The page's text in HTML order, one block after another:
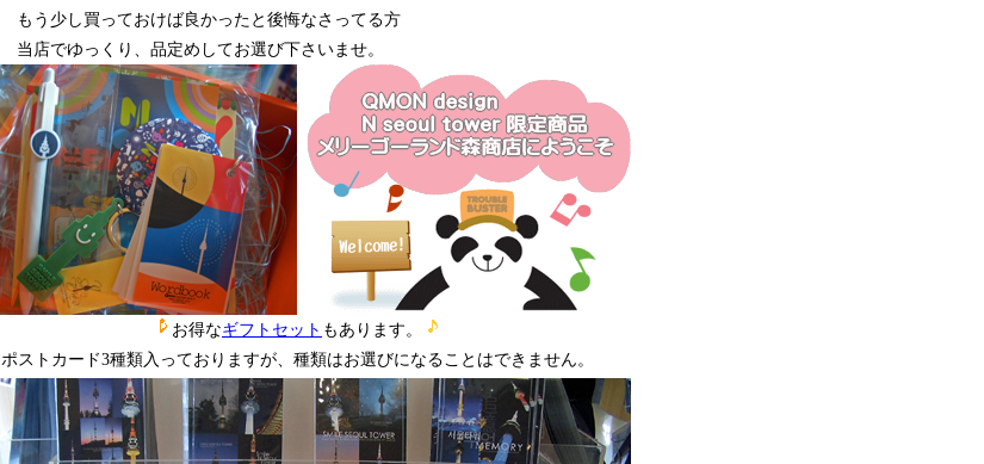
もう少し買っておけば良かったと後悔なさってる方
当店でゆっくり、品定めしてお選び下さいませ。
お得なギフトセット もあります。
ポストカード3種類入っておりますが、種類はお選びになることはできません。